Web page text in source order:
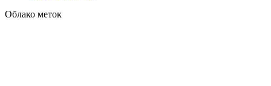
Облако меток